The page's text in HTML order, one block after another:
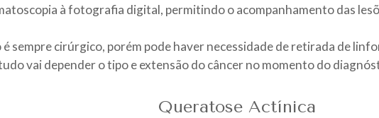
à fotografia digital, permitindo o acompanhamento das
sempre cirúrgico, porém pode haver necessidade de retirada de
vai depender o tipo e extensão do câncer no momento do
Queratose Actínica